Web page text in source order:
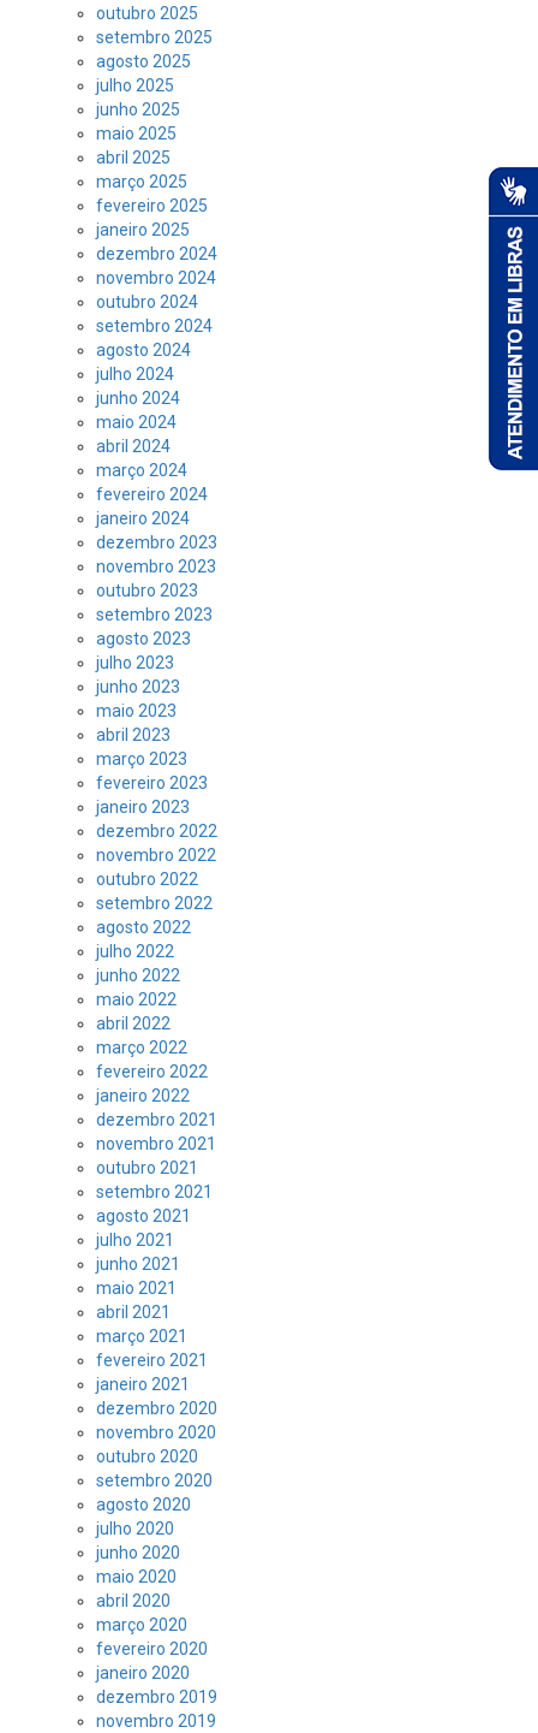
outubro 2025
setembro 2025
agosto 2025
julho 2025
junho 2025
maio 2025
abril 2025
março 2025
fevereiro 2025
janeiro 2025
dezembro 2024
novembro 2024
outubro 2024
setembro 2024
agosto 2024
julho 2024
junho 2024
maio 2024
abril 2024
março 2024
fevereiro 2024
janeiro 2024
dezembro 2023
novembro 2023
outubro 2023
setembro 2023
agosto 2023
julho 2023
junho 2023
maio 2023
abril 2023
março 2023
fevereiro 2023
janeiro 2023
dezembro 2022
novembro 2022
outubro 2022
setembro 2022
agosto 2022
julho 2022
junho 2022
maio 2022
abril 2022
março 2022
fevereiro 2022
janeiro 2022
dezembro 2021
novembro 2021
outubro 2021
setembro 2021
agosto 2021
julho 2021
junho 2021
maio 2021
abril 2021
março 2021
fevereiro 2021
janeiro 2021
dezembro 2020
novembro 2020
outubro 2020
setembro 2020
agosto 2020
julho 2020
junho 2020
maio 2020
abril 2020
março 2020
fevereiro 2020
janeiro 2020
dezembro 2019
novembro 2019